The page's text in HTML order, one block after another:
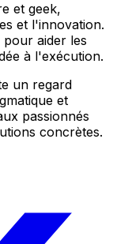
et geek,
et l'innovation.
aider les
à l'exécution.
un regard
et
passionnés
concrètes.